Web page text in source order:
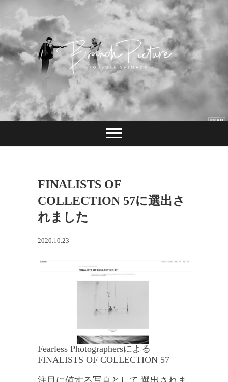
content
ブランチピクチャ
ー 嶋田陽介
長崎 カメラマン
FINALISTS OF
COLLECTION 57に選出さ
れました
2020.10.23
Fearless Photographersによる
FINALISTS OF COLLECTION 57